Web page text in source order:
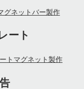
グネットバー製作
ート
トマグネット製作